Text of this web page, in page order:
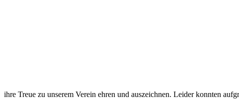
ihre Treue zu unserem Verein ehren und auszeichnen. Leider konnten